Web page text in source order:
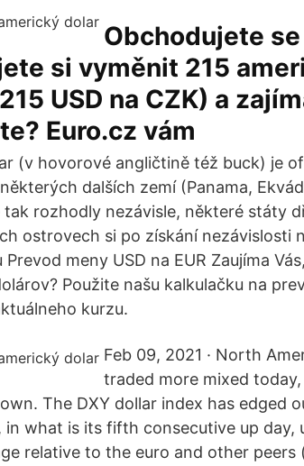
Obchodujete
si vyměnit 215
USD na CZK) a
Euro.cz vám
(v hovorové angličtině též buck) je
dalších zemí (Panama,
tak rozhodly nezávisle, některé státy
ostrovech si po získání nezávislosti
Prevod meny USD na EUR Zaujíma
Použite našu kalkulačku na
kurzu.
Feb 09, 2021 · North
traded more mixed
The DXY dollar index has edged
in what is its fifth consecutive up day,
relative to the euro and other